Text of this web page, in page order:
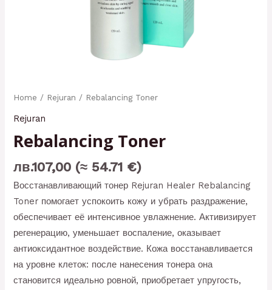
Home / Rejuran / Rebalancing Toner
Rejuran
Rebalancing Toner
лв.107,00 (≈ 54.71 €)
Восстанавливающий тонер Rejuran Healer Rebalancing
Toner помогает успокоить кожу и убрать раздражение,
обеспечивает её интенсивное увлажнение. Активизирует
регенерацию, уменьшает воспаление, оказывает
антиоксидантное воздействие. Кожа восстанавливается
на уровне клеток: после нанесения тонера она
становится идеально ровной, приобретает упругость,